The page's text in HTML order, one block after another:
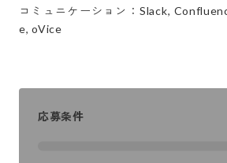
コミュニケーション：Slack,
e, oVice
応募条件